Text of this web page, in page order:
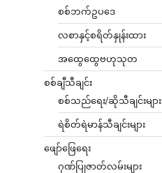
စစ်ဘက်ဥပဒေ
လစာနှင့်စရိတ်နှုန်းထား
အထွေထွေဗဟုသုတ
စစ်ချီသီချင်း
စစ်သည်ရေး/ဆိုသီချင်းများ
ရဲစိတ်ရဲမာန်သီချင်းများ
ဖျော်ဖြေရေး
ဂုဏ်ပြုဇာတ်လမ်းများ